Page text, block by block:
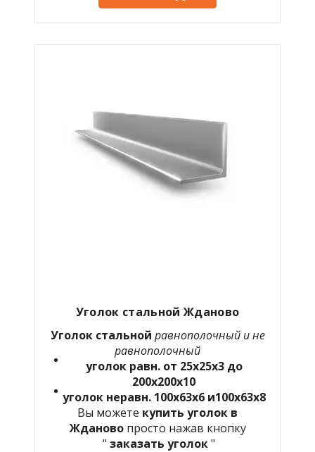
Уголок стальной Жданово
Уголок стальной равнополочный и не
равнополочный
уголок равн. от 25х25х3 до
200х200х10
уголок неравн. 100х63х6 и100х63х8
Вы можете купить уголок в
Жданово просто нажав кнопку
" заказать уголок"